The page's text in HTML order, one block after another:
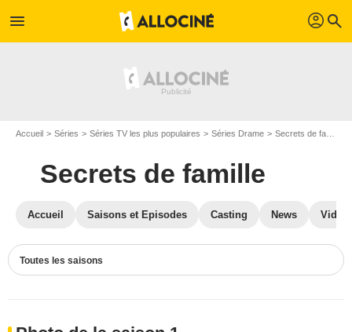
menu profil search
Accueil Séries Séries TV les plus populaires Séries Drame Secrets de famille
Secrets de famille
Accueil Saisons et Episodes Casting News
Toutes les saisons